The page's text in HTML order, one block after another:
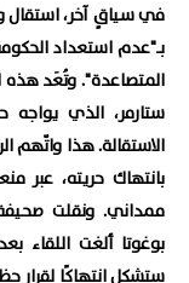
في سياقٍ آخر، استقال
بـ"عدم استعداد
المتصاعدة". وتُعَد هذه
ستارمر، الذي يواجه
الاستقالة. هذا واتّهم
بانتهاك حريته، عبر
ممداني. ونقلت
بوغوتا ألغت اللقاء
ستشكل انتهاكًا لقرار